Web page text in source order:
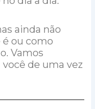
ainda não
ou como
Vamos
de uma vez